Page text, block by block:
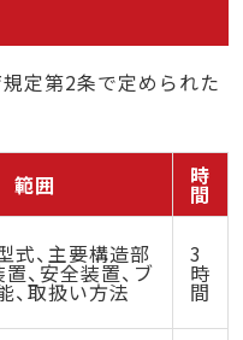
定第2条で定められた
範囲 時
間
式、主要構造部
、安全装置、ブ
、取扱い方法
3
時
間